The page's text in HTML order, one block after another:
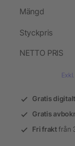
Mängd
Styckpris
NETTO PRIS
Gratis
Gratis
Fri fraktfrån